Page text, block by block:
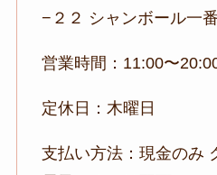
−２２ シャンボール一
営業時間：11:00〜
定休日：木曜日
支払い方法：現金のみ